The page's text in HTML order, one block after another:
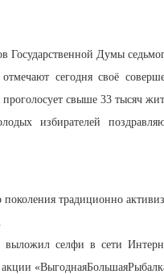
Государственной Думы
отмечают сегодня своё
проголосует свыше 33 тысяч
избирателей
поколения традиционно
выложил селфи в сети
акции